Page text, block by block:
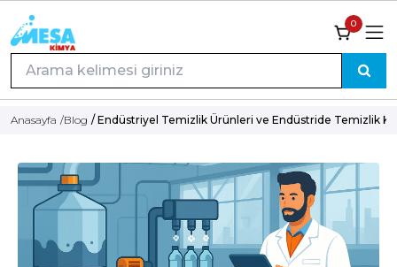
0
Anasayfa /Blog / Endüstriyel Temizlik Ürünleri ve Endüstride Temizlik